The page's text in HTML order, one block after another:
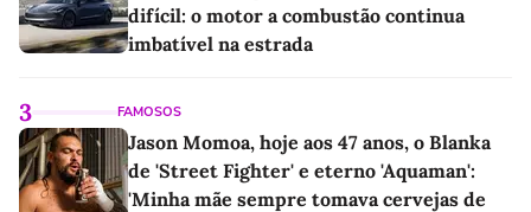
difícil: o motor a combustão continua
imbatível na estrada
3 FAMOSOS
Jason Momoa, hoje aos 47 anos, o Blanka
de 'Street Fighter' e eterno 'Aquaman':
'Minha mãe sempre tomava cervejas de